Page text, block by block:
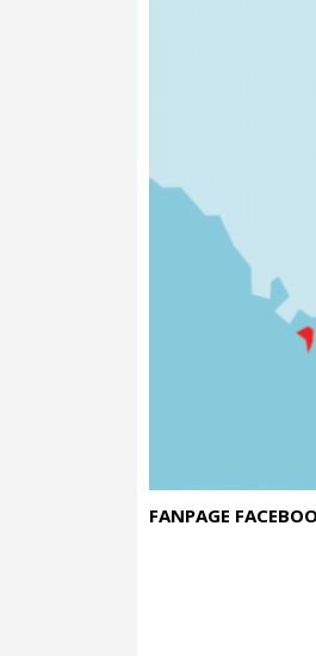
- Kính an toàn
- Năng lượng
- Màn hình
- Thiết kế vượt
lưu trữ bằng gỗ
* Tủ lạnh đựng
FANPAGE